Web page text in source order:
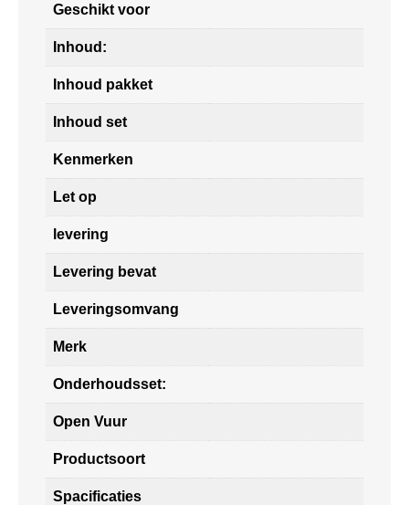
Geschikt voor
Inhoud:
Inhoud pakket
Inhoud set
Kenmerken
Let op
levering
Levering bevat
Leveringsomvang
Merk
Onderhoudsset:
Open Vuur
Productsoort
Spacificaties